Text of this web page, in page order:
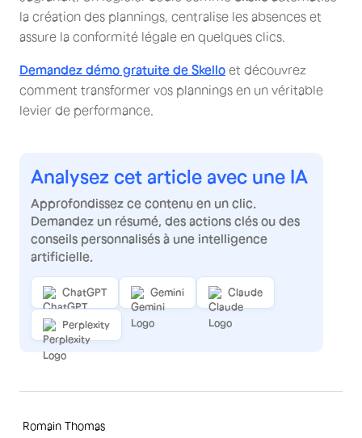
la création des plannings, centralise les absences et
assure la conformité légale en quelques clics.
Demandez démo gratuite de Skello et découvrez
comment transformer vos plannings en un véritable
levier de performance.
Analysez cet article avec une IA
Approfondissez ce contenu en un clic.
Demandez un résumé, des actions clés ou des
conseils personnalisés à une intelligence
artificielle.
ChatGPT Gemini Claude
Perplexity
Romain Thomas